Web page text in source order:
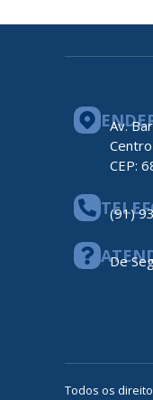
Av.
CEP:
(91)
De
Todos os